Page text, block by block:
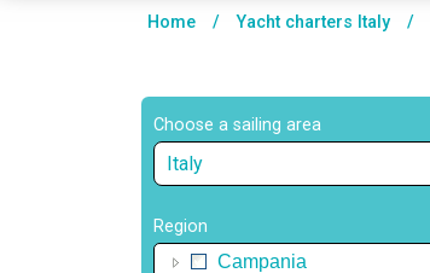
Home / Yacht charters Italy /
Choose a sailing area
Italy
Region
Campania